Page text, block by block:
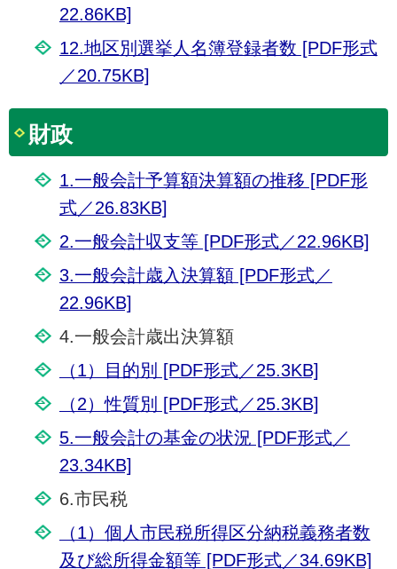
22.86KB]
12.地区別選挙人名簿登録者数 [PDF形式
／20.75KB]
財政
1.一般会計予算額決算額の推移 [PDF形
式／26.83KB]
2.一般会計収支等 [PDF形式／22.96KB]
3.一般会計歳入決算額 [PDF形式／
22.96KB]
4.一般会計歳出決算額
（1）目的別 [PDF形式／25.3KB]
（2）性質別 [PDF形式／25.3KB]
5.一般会計の基金の状況 [PDF形式／
23.34KB]
6.市民税
（1）個人市民税所得区分納税義務者数
及び総所得金額等 [PDF形式／34.69KB]